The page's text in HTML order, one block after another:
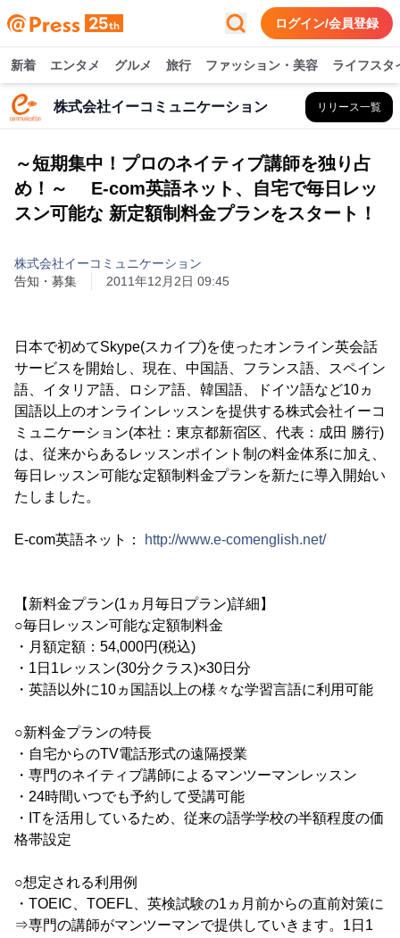
ログイン/会員登録
新着 エンタメ グルメ 旅行 ファッション・美容 ライフスタ
株式会社イーコミュニケーション リリース一覧
～短期集中！プロのネイティブ講師を独り占
め！～ E-com英語ネット、自宅で毎日レッ
スン可能な 新定額制料金プランをスタート！
株式会社イーコミュニケーション
告知・募集
2011年12月2日 09:45
日本で初めてSkype(スカイプ)を使ったオンライン英会話
サービスを開始し、現在、中国語、フランス語、スペイン
語、イタリア語、ロシア語、韓国語、ドイツ語など10ヵ
国語以上のオンラインレッスンを提供する株式会社イーコ
ミュニケーション(本社：東京都新宿区、代表：成田 勝行)
は、従来からあるレッスンポイント制の料金体系に加え、
毎日レッスン可能な定額制料金プランを新たに導入開始い
たしました。
E-com英語ネット： http://www.e-comenglish.net/
【新料金プラン(1ヵ月毎日プラン)詳細】
○毎日レッスン可能な定額制料金
・月額定額：54,000円(税込)
・1日1レッスン(30分クラス)×30日分
・英語以外に10ヵ国語以上の様々な学習言語に利用可能
○新料金プランの特長
・自宅からのTV電話形式の遠隔授業
・専門のネイティブ講師によるマンツーマンレッスン
・24時間いつでも予約して受講可能
・ITを活用しているため、従来の語学学校の半額程度の価
格帯設定
○想定される利用例
・TOEIC、TOEFL、英検試験の1ヵ月前からの直前対策に
⇒専門の講師がマンツーマンで提供していきます。1日1